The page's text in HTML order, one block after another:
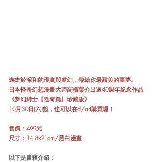
遊走於昭和的現實與虛幻，帶給你最甜美的噩夢。
日本怪奇幻想漫畫大師高橋葉介出道40週年紀念作品
《夢幻紳士【怪奇篇】珍藏版》
10月30日(六)起，也可以在d/art購買囉！
售價：499元
尺寸：14.8x21cm/黑白漫畫
以下是書籍介紹：